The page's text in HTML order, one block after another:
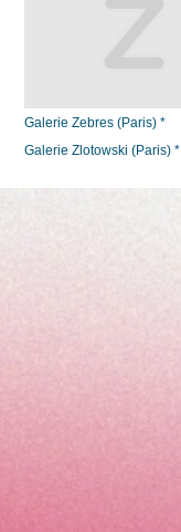
Galerie Zebres (Paris) *
Galerie Zlotowski (Paris) *